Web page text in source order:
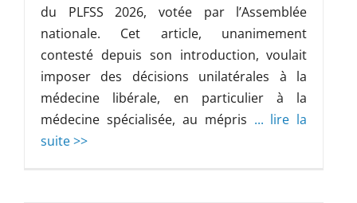
du PLFSS 2026, votée par l’Assemblée
nationale. Cet article, unanimement
contesté depuis son introduction, voulait
imposer des décisions unilatérales à la
médecine libérale, en particulier à la
médecine spécialisée, au mépris ... lire la
suite >>